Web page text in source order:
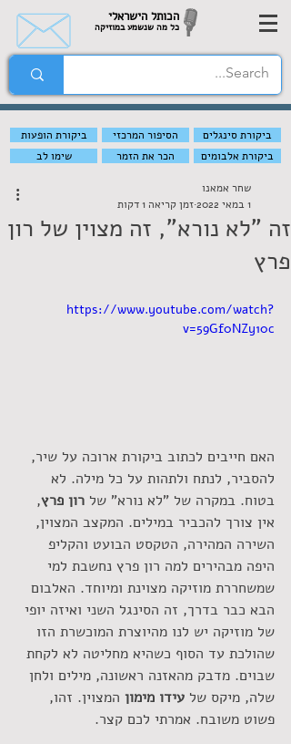
הכותל הישראלי
כל מה שנשמע במוזיקה
ביקורת הופעות הסיפור המרכזי
ביקורת סינגלים
שימו לב
הכר את הזמר ביקורת אלבומים
זה "לא נורא", זה מצוין של רון
פרץ
שחר אמאנו
1 במאי 2022
זמן קריאה 1 דקות
https://www.youtube.com/watch?
v=59Gf0NZy10c
האם חייבים לכתוב ביקורת ארוכה על שיר,
להסביר, לנתח ולתהות על כל מילה. לא
בטוח. במקרה של "לא נורא" של רון פרץ,
אין צורך להכביר במילים. המקצב המצוין,
השירה המהירה, הטקסט הבועט והקליפ
היפה מבהירים למה רון פרץ נחשבת למי
שמשחררת מוזיקה מצוינת ומיוחד. האלבום
הבא כבר בדרך, זה הסינגל השני ואיזה יופי
של מוזיקה יש לנו מהיוצרת המוכשרת הזו
שהולכת עד הסוף כשהיא מחליטה לא לקחת
שבוים. מדבק מהאזנה ראשונה, מילים ולחן
שלה, מיקס של עידו מימון המצוין. זהו,
פשוט משובח. אמרתי לכם קצר.